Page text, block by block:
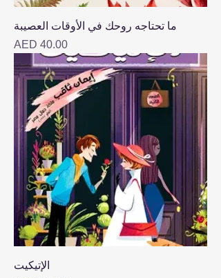
ما تحتاجه روحك في الأوقات العصيبة
Price
AED 40.00
الإتيكيت